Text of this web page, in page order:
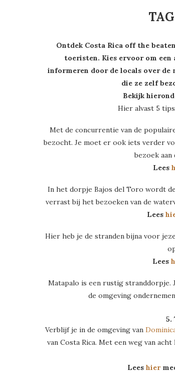
Ontdek Costa Rica off the
toeristen. Kies ervoor om
informeren door de locals over de
die ze zelf
Bekijk
Hier alvast 5
Met de concurrentie van de
bezocht. Je moet er ook iets verder
bezoek
Lees
In het dorpje Bajos del Toro wordt
verrast bij het bezoeken van de
Lees
Hier heb je de stranden bijna voor
Lees
Matapalo is een rustig stranddorpje.
de omgeving
5.
Verblijf je in de omgeving van
van Costa Rica. Met een weg van
Leeshier